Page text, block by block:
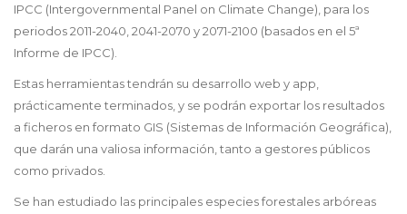
IPCC (Intergovernmental Panel on Climate Change), para los
periodos 2011-2040, 2041-2070 y 2071-2100 (basados en el 5ª
Informe de IPCC).
Estas herramientas tendrán su desarrollo web y app,
prácticamente terminados, y se podrán exportar los resultados
a ficheros en formato GIS (Sistemas de Información Geográfica),
que darán una valiosa información, tanto a gestores públicos
como privados.
Se han estudiado las principales especies forestales arbóreas